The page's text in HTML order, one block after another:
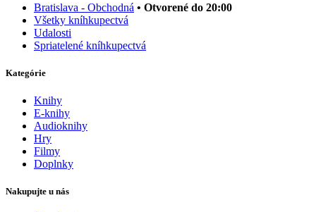
Bratislava - Obchodná • Otvorené do 20:00
Všetky kníhkupectvá
Udalosti
Spriatelené kníhkupectvá
Kategórie
Knihy
E-knihy
Audioknihy
Hry
Filmy
Doplnky
Nakupujte u nás